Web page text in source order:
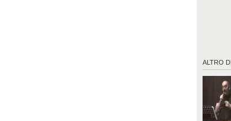
ALTRO DI